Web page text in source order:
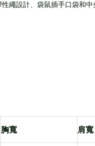
繩設計、袋鼠插手口袋和
胸寬 肩寬